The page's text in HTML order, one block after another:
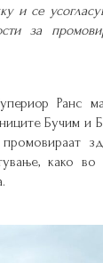
и се
за
Ранс
Бучим
како